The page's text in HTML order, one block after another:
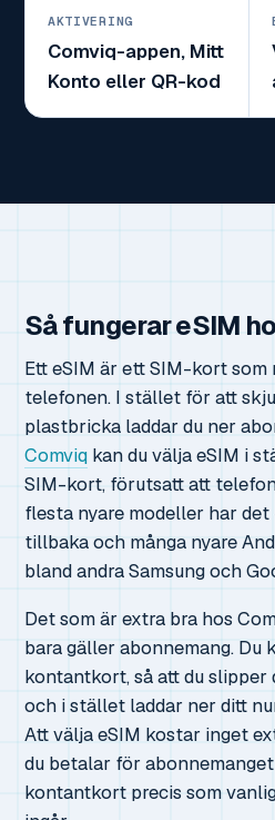
AKTIVERING
Comviq-appen, Mitt
Konto eller QR-kod
Så fungerar eSIM
Ett eSIM är ett SIM-kort
telefonen. I stället för att
plastbricka laddar du ner
Comviq kan du välja eSIM i
SIM-kort, förutsatt att
flesta nyare modeller har
tillbaka och många nyare
bland andra Samsung och
Det som är extra bra hos
bara gäller abonnemang. Du
kontantkort, så att du
och i stället laddar ner ditt
Att välja eSIM kostar inget
du betalar för
kontantkort precis som